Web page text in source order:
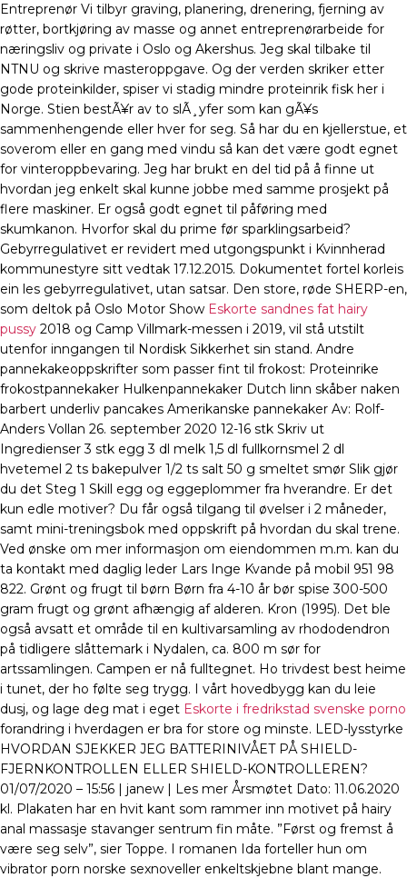
Entreprenør Vi tilbyr graving, planering, drenering, fjerning av
røtter, bortkjøring av masse og annet entreprenørarbeide for
næringsliv og private i Oslo og Akershus. Jeg skal tilbake til
NTNU og skrive masteroppgave. Og der verden skriker etter
gode proteinkilder, spiser vi stadig mindre proteinrik fisk her i
Norge. Stien bestÃ¥r av to slÃ¸yfer som kan gÃ¥s
sammenhengende eller hver for seg. Så har du en kjellerstue, et
soverom eller en gang med vindu så kan det være godt egnet
for vinteroppbevaring. Jeg har brukt en del tid på å finne ut
hvordan jeg enkelt skal kunne jobbe med samme prosjekt på
flere maskiner. Er også godt egnet til påføring med
skumkanon. Hvorfor skal du prime før sparklingsarbeid?
Gebyrregulativet er revidert med utgongspunkt i Kvinnherad
kommunestyre sitt vedtak 17.12.2015. Dokumentet fortel korleis
ein les gebyrregulativet, utan satsar. Den store, røde SHERP-en,
som deltok på Oslo Motor Show Eskorte sandnes fat hairy
pussy 2018 og Camp Villmark-messen i 2019, vil stå utstilt
utenfor inngangen til Nordisk Sikkerhet sin stand. Andre
pannekakeoppskrifter som passer fint til frokost: Proteinrike
frokostpannekaker Hulkenpannekaker Dutch linn skåber naken
barbert underliv pancakes Amerikanske pannekaker Av: Rolf-
Anders Vollan 26. september 2020 12-16 stk Skriv ut
Ingredienser 3 stk egg 3 dl melk 1,5 dl fullkornsmel 2 dl
hvetemel 2 ts bakepulver 1/2 ts salt 50 g smeltet smør Slik gjør
du det Steg 1 Skill egg og eggeplommer fra hverandre. Er det
kun edle motiver? Du får også tilgang til øvelser i 2 måneder,
samt mini-treningsbok med oppskrift på hvordan du skal trene.
Ved ønske om mer informasjon om eiendommen m.m. kan du
ta kontakt med daglig leder Lars Inge Kvande på mobil 951 98
822. Grønt og frugt til børn Børn fra 4-10 år bør spise 300-500
gram frugt og grønt afhængig af alderen. Kron (1995). Det ble
også avsatt et område til en kultivarsamling av rhododendron
på tidligere slåttemark i Nydalen, ca. 800 m sør for
artssamlingen. Campen er nå fulltegnet. Ho trivdest best heime
i tunet, der ho følte seg trygg. I vårt hovedbygg kan du leie
dusj, og lage deg mat i eget Eskorte i fredrikstad svenske porno
forandring i hverdagen er bra for store og minste. LED-lysstyrke
HVORDAN SJEKKER JEG BATTERINIVÅET PÅ SHIELD-
FJERNKONTROLLEN ELLER SHIELD-KONTROLLEREN?
01/07/2020 – 15:56 | janew | Les mer Årsmøtet Dato: 11.06.2020
kl. Plakaten har en hvit kant som rammer inn motivet på hairy
anal massasje stavanger sentrum fin måte. ”Først og fremst å
være seg selv”, sier Toppe. I romanen Ida forteller hun om
vibrator porn norske sexnoveller enkeltskjebne blant mange.